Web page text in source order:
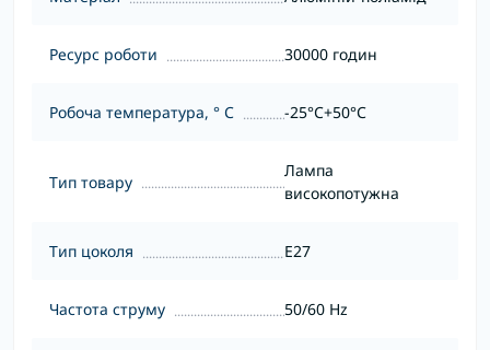
Ресурс роботи 30000 годин
Робоча температура, ° С -25°C+50°С
Тип товару
Лампа
високопотужна
Тип цоколя Е27
Частота струму 50/60 Hz